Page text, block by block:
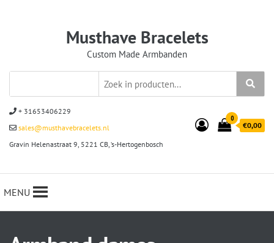
Musthave Bracelets
Custom Made Armbanden
+ 31653406229
sales@musthavebracelets.nl
Gravin Helenastraat 9, 5221 CB, ‘s-Hertogenbosch
0
€0,00
MENU